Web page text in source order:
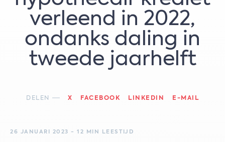
verleend in 2022,
ondanks daling in
tweede jaarhelft​
DELEN X FACEBOOK LINKEDIN E-MAIL
26 JANUARI 2023 - 12 MIN LEESTIJD